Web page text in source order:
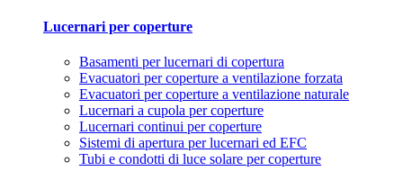
Lucernari per coperture
Basamenti per lucernari di copertura
Evacuatori per coperture a ventilazione forzata
Evacuatori per coperture a ventilazione naturale
Lucernari a cupola per coperture
Lucernari continui per coperture
Sistemi di apertura per lucernari ed EFC
Tubi e condotti di luce solare per coperture